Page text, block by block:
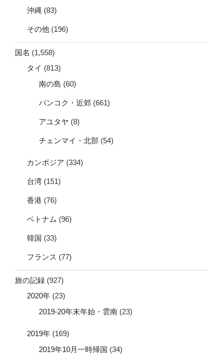
沖縄 (83)
その他 (196)
国名 (1,558)
タイ (813)
南の島 (60)
バンコク・近郊 (661)
アユタヤ (8)
チェンマイ・北部 (54)
カンボジア (334)
台湾 (151)
香港 (76)
ベトナム (96)
韓国 (33)
フランス (77)
旅の記録 (927)
2020年 (23)
2019-20年末年始・雲南 (23)
2019年 (169)
2019年10月一時帰国 (34)